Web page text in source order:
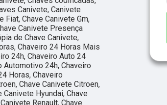
Canivete, Canivete
Fiat, Chave Canivete Gm,
Canivete Presença
de Chave Canivete,
Chaveiro 24 Horas Mais
24h, Chaveiro Auto 24
Automotivo 24h, Chaveiro
Horas, Chaveiro
Chave Canivete Citroen,
Canivete Hyundai, Chave
Renault, Chave